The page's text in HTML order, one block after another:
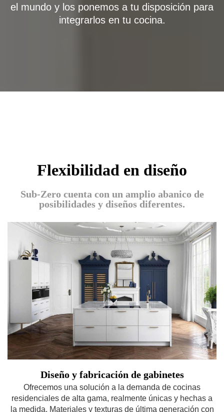
el mundo y los ponemos a tu disposición para
integrarlos en tu cocina.
Flexibilidad en diseño
Sub-Zero cuenta con un amplio abanico de
posibilidades y diseños diferentes.
Diseño y fabricación de gabinetes
Ofrecemos una solución a la demanda de cocinas
residenciales de alta gama, realmente únicas y hechas a
la medida. Materiales y texturas de última generación con